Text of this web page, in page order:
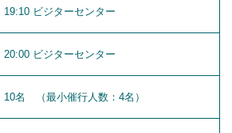
19:10 ビジターセンター
20:00 ビジターセンター
10名 （最小催行人数：4名）